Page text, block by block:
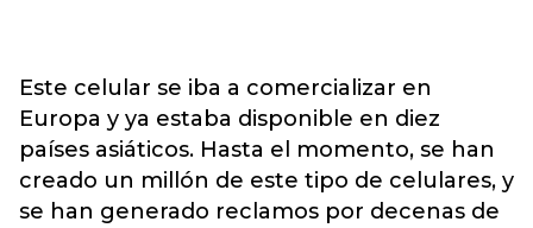
Este celular se iba a comercializar en
Europa y ya estaba disponible en diez
países asiáticos. Hasta el momento, se han
creado un millón de este tipo de celulares, y
se han generado reclamos por decenas de